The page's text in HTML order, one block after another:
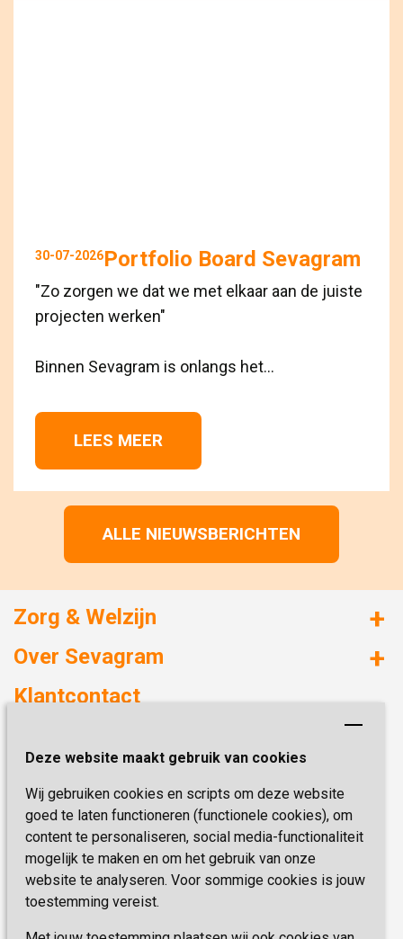
Deze website maakt gebruik van cookies
Wij gebruiken cookies en scripts om deze website
goed te laten functioneren (functionele cookies), om
content te personaliseren, social media-functionaliteit
mogelijk te maken en om het gebruik van onze
website te analyseren. Voor sommige cookies is jouw
toestemming vereist.
30-07-2026Portfolio Board Sevagram
"Zo zorgen we dat we met elkaar aan de juiste
projecten werken"
Binnen Sevagram is onlangs het...
LEES MEER
ALLE NIEUWSBERICHTEN
Zorg & Welzijn
Huizen met zorg
Onze specialiteiten
Over Sevagram
Duurzaamheid
Kwaliteit & Klantbeleving
Missie & Visie
Vastgoed
Innovatie
Klantcontact
6419 PB Heerlen
Telefoon:0900 777 4 777
E-mail:zorgbemiddeling@sevagram.nl
Schrijf je nu in!
Blijf op de hoogte van de laatste activiteiten en
nieuwtjes met onze nieuwsbrief